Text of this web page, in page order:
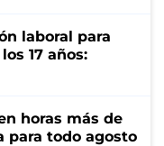
laboral para
17 años:
horas más de
para todo agosto